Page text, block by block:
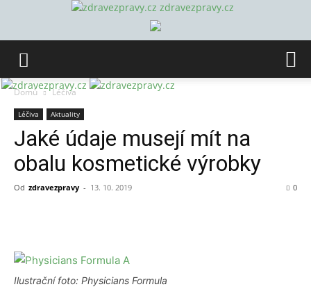
zdravezpravy.cz
Domů Léčiva
Léčiva Aktuality
Jaké údaje musejí mít na
obalu kosmetické výrobky
Od zdravezpravy - 13. 10. 2019 0
Ilustrační foto: Physicians Formula